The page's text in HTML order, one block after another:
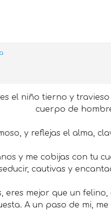
el niño tierno y
cuerpo de
y reflejas el alma,
y me cobijas con tu
cautivas y
eres mejor que un
A un paso de mi,